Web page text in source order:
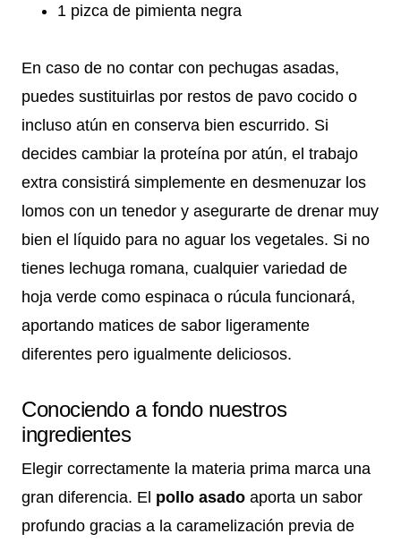
1 pizca de pimienta negra
En caso de no contar con pechugas asadas,
puedes sustituirlas por restos de pavo cocido o
incluso atún en conserva bien escurrido. Si
decides cambiar la proteína por atún, el trabajo
extra consistirá simplemente en desmenuzar los
lomos con un tenedor y asegurarte de drenar muy
bien el líquido para no aguar los vegetales. Si no
tienes lechuga romana, cualquier variedad de
hoja verde como espinaca o rúcula funcionará,
aportando matices de sabor ligeramente
diferentes pero igualmente deliciosos.
Conociendo a fondo nuestros
ingredientes
Elegir correctamente la materia prima marca una
gran diferencia. El pollo asado aporta un sabor
profundo gracias a la caramelización previa de